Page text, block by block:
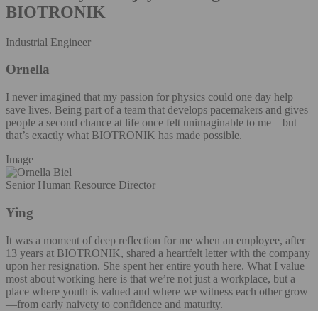
BIOTRONIK
Industrial Engineer
Ornella
I never imagined that my passion for physics could one day help
save lives. Being part of a team that develops pacemakers and gives
people a second chance at life once felt unimaginable to me—but
that’s exactly what BIOTRONIK has made possible.
Image
Senior Human Resource Director
Ying
It was a moment of deep reflection for me when an employee, after
13 years at BIOTRONIK, shared a heartfelt letter with the company
upon her resignation. She spent her entire youth here. What I value
most about working here is that we’re not just a workplace, but a
place where youth is valued and where we witness each other grow
—from early naivety to confidence and maturity.